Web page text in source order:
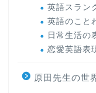
英語スラン
英語のこと
日常生活の
恋愛英語表
原田先生の世